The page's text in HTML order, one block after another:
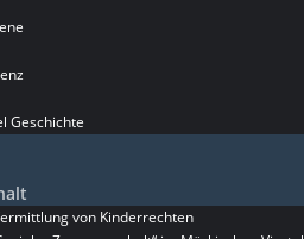
Geschichte
von Kinderrechten